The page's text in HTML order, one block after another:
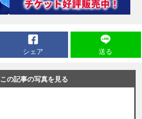
シェア 送る
この記事の写真を見る